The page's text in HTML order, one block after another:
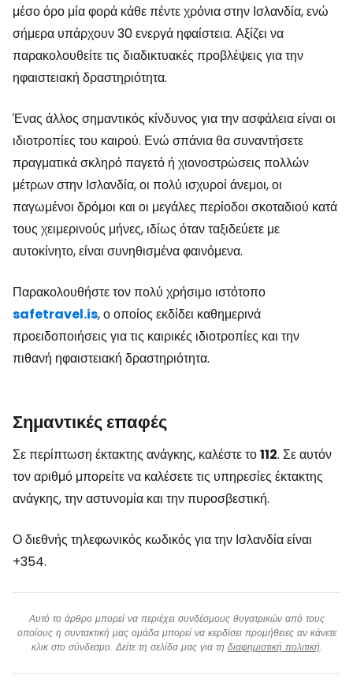
μέσο όρο μία φορά κάθε πέντε χρόνια στην Ισλανδία, ενώ
σήμερα υπάρχουν 30 ενεργά ηφαίστεια. Αξίζει να
παρακολουθείτε τις διαδικτυακές προβλέψεις για την
ηφαιστειακή δραστηριότητα.
Ένας άλλος σημαντικός κίνδυνος για την ασφάλεια είναι οι
ιδιοτροπίες του καιρού. Ενώ σπάνια θα συναντήσετε
πραγματικά σκληρό παγετό ή χιονοστρώσεις πολλών
μέτρων στην Ισλανδία, οι πολύ ισχυροί άνεμοι, οι
παγωμένοι δρόμοι και οι μεγάλες περίοδοι σκοταδιού κατά
τους χειμερινούς μήνες, ιδίως όταν ταξιδεύετε με
αυτοκίνητο, είναι συνηθισμένα φαινόμενα.
Παρακολουθήστε τον πολύ χρήσιμο ιστότοπο
safetravel.is, ο οποίος εκδίδει καθημερινά
προειδοποιήσεις για τις καιρικές ιδιοτροπίες και την
πιθανή ηφαιστειακή δραστηριότητα.
Σημαντικές επαφές
Σε περίπτωση έκτακτης ανάγκης, καλέστε το112. Σε αυτόν
τον αριθμό μπορείτε να καλέσετε τις υπηρεσίες έκτακτης
ανάγκης, την αστυνομία και την πυροσβεστική.
Ο διεθνής τηλεφωνικός κωδικός για την Ισλανδία είναι
+354.
Αυτό το άρθρο μπορεί να περιέχει συνδέσμους θυγατρικών από τους
οποίους η συντακτική μας ομάδα μπορεί να κερδίσει προμήθειες αν κάνετε
κλικ στο σύνδεσμο. Δείτε τη σελίδα μας για τη διαφημιστική πολιτική.